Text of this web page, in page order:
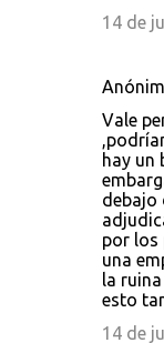
14 de
Vale
hay un
debajo
por los
una
la
esto
14 de